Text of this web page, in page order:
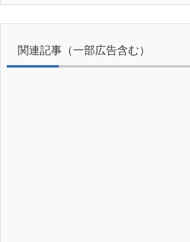
関連記事（一部広告含む）